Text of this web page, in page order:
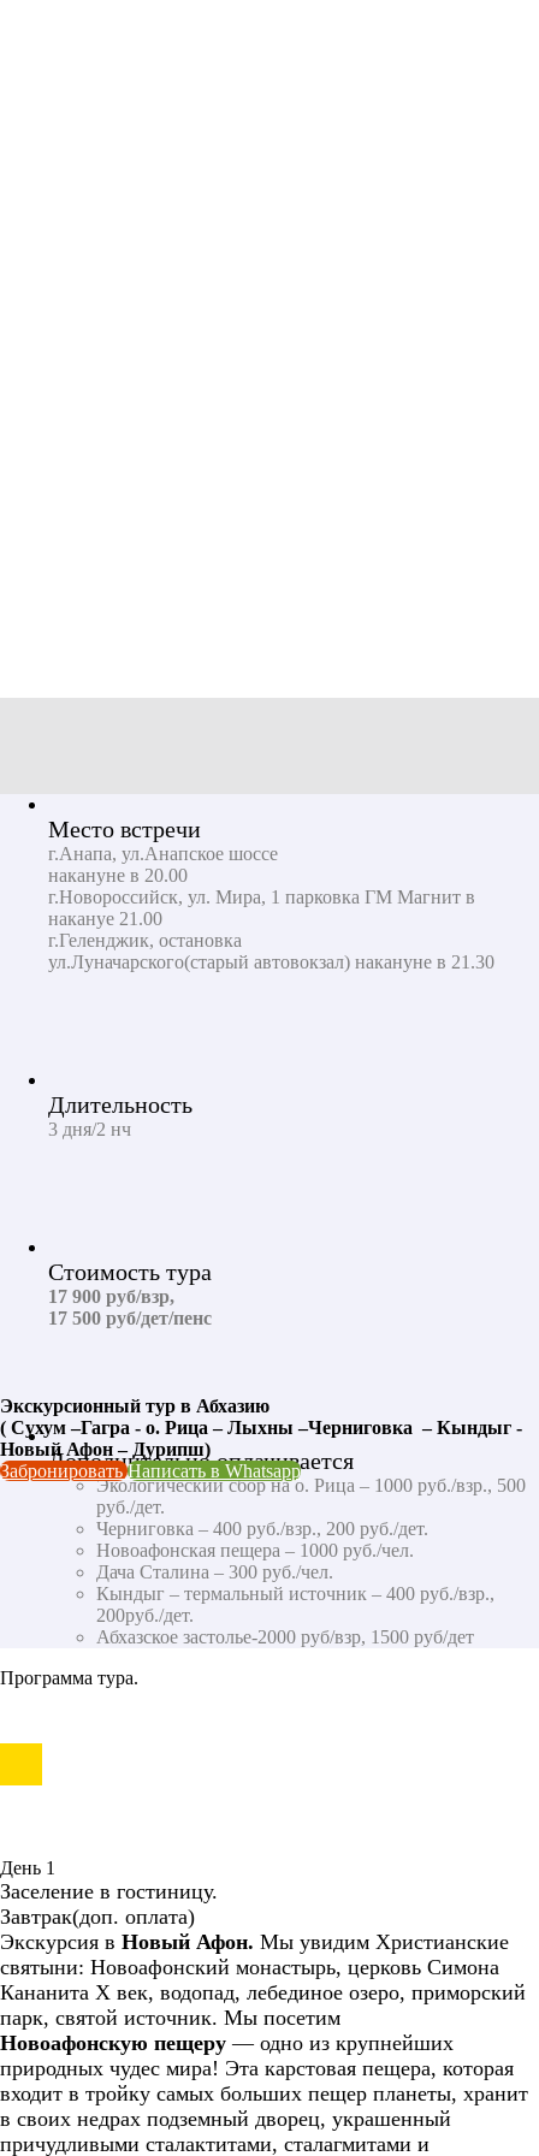
Экскурсионный тур в Абхазию
( Сухум –Гагра - о. Рица – Лыхны –Черниговка – Кындыг -
Новый Афон – Дурипш)
Забронировать Написать в Whatsapp
Место встречи
г.Анапа, ул.Анапское шоссе​​​​​​​​​​​​​​
накануне в 20.00
г.Новороссийск, ул. Мира, 1 парковка ГМ Магнит в
накануе 21.00
г.Геленджик, остановка
ул.Луначарского(старый автовокзал) накануне в 21.30
Длительность
3 дня/2 нч
Стоимость тура
17 900 руб/взр,
17 500 руб/дет/пенс
Дополнительно оплачивается
Экологический сбор на о. Рица – 1000 руб./взр., 500
руб./дет.
Черниговка – 400 руб./взр., 200 руб./дет.
Новоафонская пещера – 1000 руб./чел.
Дача Сталина – 300 руб./чел.
Кындыг – термальный источник – 400 руб./взр.,
200руб./дет.
Абхазское застолье-2000 руб/взр, 1500 руб/дет
Программа тура.
День 1
Заселение в гостиницу.
Завтрак(доп. оплата)
Экскурсия в Новый Афон. Мы увидим Христианские
святыни: Новоафонский монастырь, церковь Симона
Кананита X век, водопад, лебединое озеро, приморский
парк, святой источник. Мы посетим
Новоафонскую пещеру— одно из крупнейших
природных чудес мира! Эта карстовая пещера, которая
входит в тройку самых больших пещер планеты, хранит
в своих недрах подземный дворец, украшенный
причудливыми сталактитами, сталагмитами и